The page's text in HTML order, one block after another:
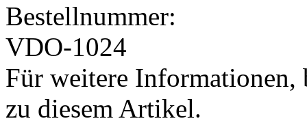
Bestellnummer:
VDO-1024
Für weitere Informationen,
zu diesem Artikel.